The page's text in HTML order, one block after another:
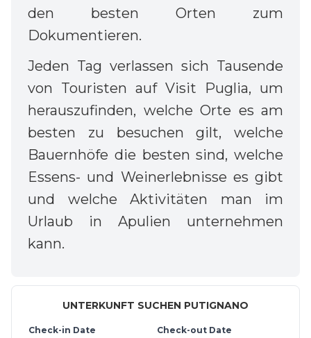
den besten Orten zum
Dokumentieren.
Jeden Tag verlassen sich Tausende
von Touristen auf Visit Puglia, um
herauszufinden, welche Orte es am
besten zu besuchen gilt, welche
Bauernhöfe die besten sind, welche
Essens- und Weinerlebnisse es gibt
und welche Aktivitäten man im
Urlaub in Apulien unternehmen
kann.
UNTERKUNFT SUCHEN PUTIGNANO
Check-in Date Check-out Date